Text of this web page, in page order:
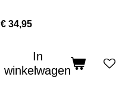
€ 34,95
In
winkelwagen